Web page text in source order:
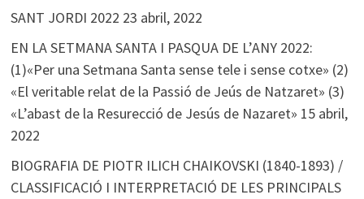
SANT JORDI 2022 23 abril, 2022
EN LA SETMANA SANTA I PASQUA DE L’ANY 2022:
(1)«Per una Setmana Santa sense tele i sense cotxe» (2)
«El veritable relat de la Passió de Jeús de Natzaret» (3)
«L’abast de la Resurecció de Jesús de Nazaret» 15 abril,
2022
BIOGRAFIA DE PIOTR ILICH CHAIKOVSKI (1840-1893) /
CLASSIFICACIÓ I INTERPRETACIÓ DE LES PRINCIPALS